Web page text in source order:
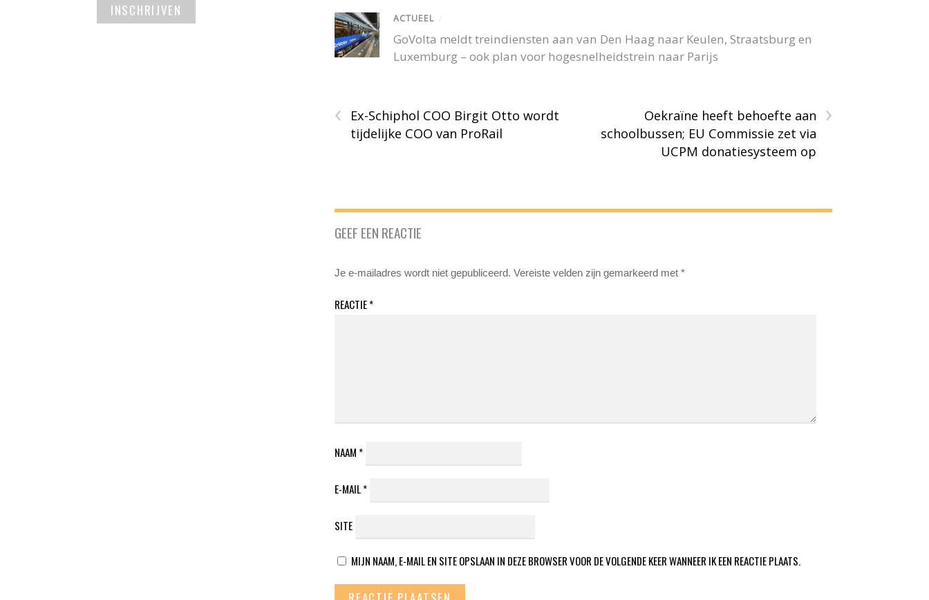
ACTUEEL /
GoVolta meldt treindiensten aan van Den Haag naar Keulen, Straatsburg en
Luxemburg – ook plan voor hogesnelheidstrein naar Parijs
‹
Ex-Schiphol COO Birgit Otto wordt
tijdelijke COO van ProRail
›
Oekraïne heeft behoefte aan
schoolbussen; EU Commissie zet via
UCPM donatiesysteem op
GEEF EEN REACTIE
Je e-mailadres wordt niet gepubliceerd. Vereiste velden zijn gemarkeerd met*
REACTIE*
NAAM *
E-MAIL*
SITE
MIJN NAAM, E-MAIL EN SITE OPSLAAN IN DEZE BROWSER VOOR DE VOLGENDE KEER WANNEER IK EEN REACTIE PLAATS.